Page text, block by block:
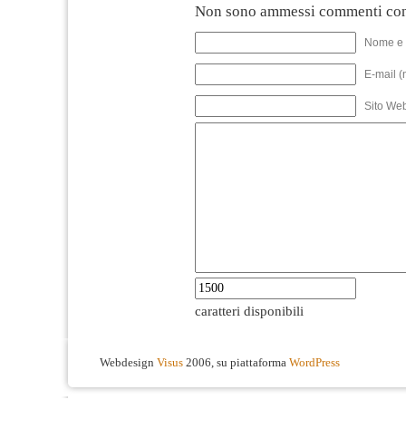
Non sono ammessi commenti
Nome
E-mail
Sito
caratteri disponibili
Webdesign Visus 2006, su piattaforma WordPress